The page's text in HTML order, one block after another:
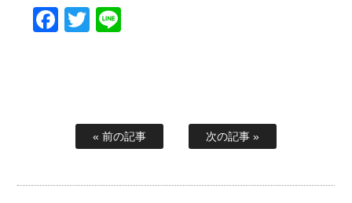
Facebook
Twitter
« 前の記事 次の記事 »